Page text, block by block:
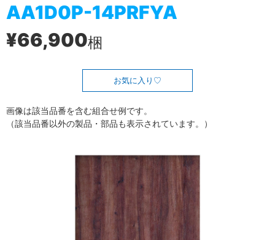
AA1D0P-14PRFYA
¥66,900梱
お気に入り
画像は該当品番を含む組合せ例です。
（該当品番以外の製品・部品も表示されています。）